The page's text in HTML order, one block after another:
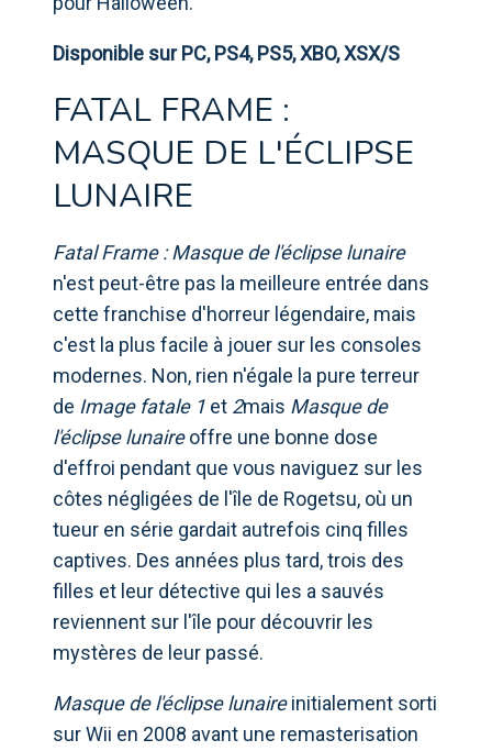
Disponible sur PC, PS4, PS5, XBO, XSX/S
FATAL FRAME :
MASQUE DE L'ÉCLIPSE
LUNAIRE
Fatal Frame : Masque de l'éclipse lunaire
n'est peut-être pas la meilleure entrée dans
cette franchise d'horreur légendaire, mais
c'est la plus facile à jouer sur les consoles
modernes. Non, rien n'égale la pure terreur
de Image fatale 1 et 2mais Masque de
l'éclipse lunaireoffre une bonne dose
d'effroi pendant que vous naviguez sur les
côtes négligées de l'île de Rogetsu, où un
tueur en série gardait autrefois cinq filles
captives. Des années plus tard, trois des
filles et leur détective qui les a sauvés
reviennent sur l'île pour découvrir les
mystères de leur passé.
Masque de l'éclipse lunaireinitialement sorti
sur Wii en 2008 avant une remasterisation